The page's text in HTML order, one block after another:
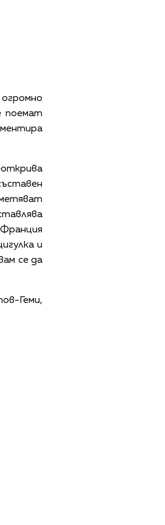
поемат
Франция
и
се да
Геми,